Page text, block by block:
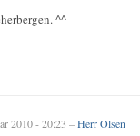
^^
2010 - 20:23 –Herr Olsen